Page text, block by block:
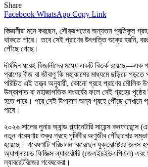
Share
Facebook WhatsApp Copy Link
বিজ্ঞানীরা মনে করছেন, সৌরজগতের অন্যতম প্রতিকূল
থাকতে পারে। তবে সেই প্রাণের উৎপত্তি শুক্রে হয়নি,
পৌঁছে গেছে।
দীর্ঘদিন ধরেই বিজ্ঞানীদের মধ্যে একটি বিতর্ক
প্রাণের বীজ বা জীবাণু কি মহাকাশের মাধ্যমে ছড়িয়ে পড়তে
পরিচিত এই তত্ত্ব অনুযায়ী, কোনো গ্রহে প্রাণের মৌলিক
উল্কাপাত বা মহাজাগতিক সংঘর্ষের ফলে সেই গ্রহের
হতে পারে। পরে সেই উপাদান অন্য গ্রহে পৌঁছে সেখানে
পারে।
২০২৬ সালের লুনার অ্যান্ড প্ল্যানেটারি সায়েন্স
নতুন গবেষণায় শুক্র গ্রহে পৃথিবীর অণুজীব পৌঁছানোর
হয়েছে। গবেষণাটি পরিচালনা করেছেন যুক্তরাষ্ট্রের জনস
অ্যাপ্লায়েড ফিজিক্স ল্যাবরেটরি (জেএইচইউএপিএল) এবং
ল্যাবরেটরিজের গবেষকেরা।